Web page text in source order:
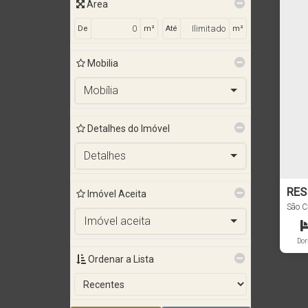
Área
De m² Até m²
Mobilia
Mobília
Detalhes do Imóvel
Detalhes
Imóvel Aceita
Imóvel aceita
Ordenar a Lista
São